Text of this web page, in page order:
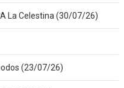
La Celestina (30/07/26)
(23/07/26)